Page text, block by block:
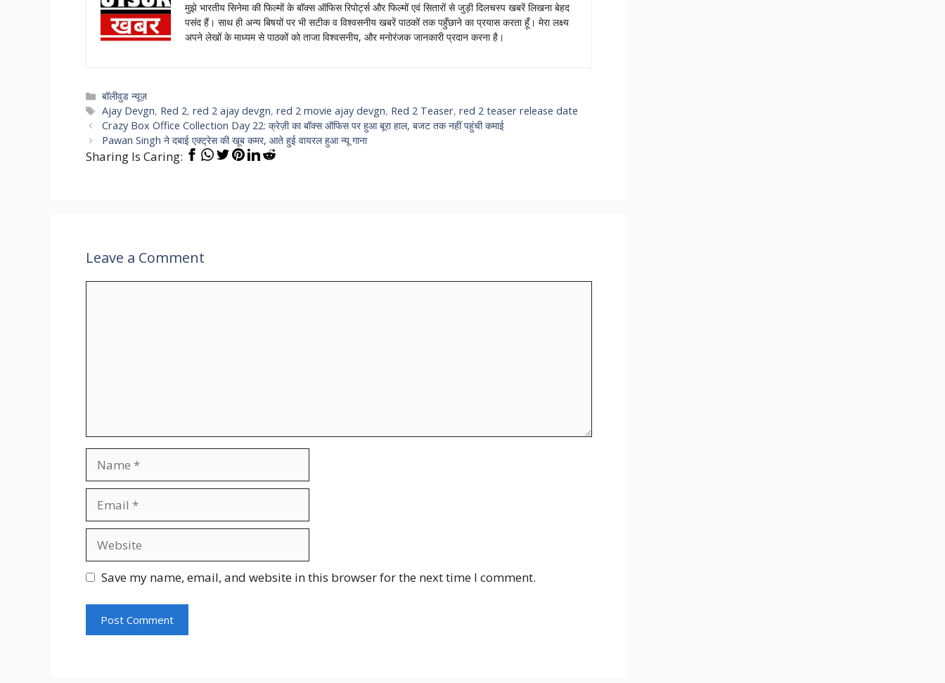
मुझे भारतीय सिनेमा की फिल्मों के बॉक्स ऑफिस रिपोर्ट्स और फिल्मों एवं सितारों से जुड़ी दिलचस्प खबरें लिखना बेहद
पसंद हैं। साथ ही अन्य बिषयों पर भी सटीक व विश्वसनीय खबरें पाठकों तक पहुँछाने का प्रयास करता हूँ। मेरा लक्ष्य
अपने लेखों के माध्यम से पाठकों को ताजा विश्वसनीय, और मनोरंजक जानकारी प्रदान करना है।
Categories
बॉलीवुड न्यूज़
Tags
Ajay Devgn, Red 2,red 2 ajay devgn,red 2 movie ajay devgn, Red 2 Teaser,red 2 teaser release date
Crazy Box Office Collection Day 22: क्रेज़ी का बॉक्स ऑफिस पर हुआ बूरा हाल, बजट तक नहीं पहुंची कमाई
Pawan Singh ने दबाई एक्ट्रेस की खूब कमर, आते हुई वायरल हुआ न्यू गाना
Sharing Is Caring:
Leave a Comment
Save my name, email, and website in this browser for the next time I comment.